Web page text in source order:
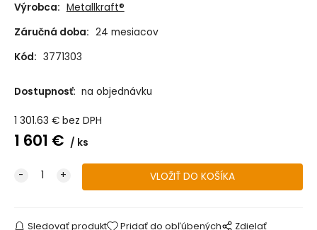
Výrobca: Metallkraft®
Záručná doba: 24 mesiacov
Kód: 3771303
Dostupnosť: na objednávku
1 301.63 € bez DPH
1 601 € ks
Sledovať produkt Pridať do obľúbených Zdielať